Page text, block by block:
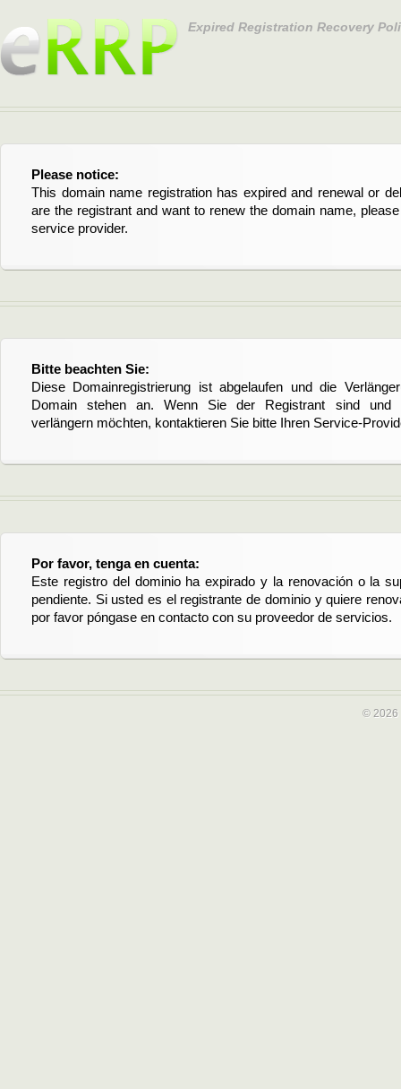
Expired Registration Recovery
Please notice:
This domain name registration has expired and renewal or
are the registrant and want to renew the domain name,
service provider.
Bitte beachten Sie:
Diese Domainregistrierung ist abgelaufen und die
Domain stehen an. Wenn Sie der Registrant sind und
verlängern möchten, kontaktieren Sie bitte Ihren Service-
Por favor, tenga en cuenta:
Este registro del dominio ha expirado y la renovación o la
pendiente. Si usted es el registrante de dominio y quiere
por favor póngase en contacto con su proveedor de servicios.
© 2026